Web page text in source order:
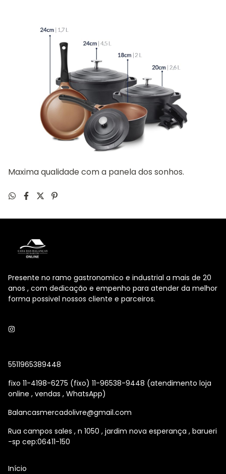
Maxima qualidade com a panela dos sonhos.
Presente no ramo gastronomico e industrial a mais de 20
anos , com dedicação e empenho para atender da melhor
forma possivel nossos cliente e parceiros.
5511965389448
fixo 11-4198-6275 (fixo) 11-96538-9448 (atendimento loja
online , vendas , WhatsApp)
Balancasmercadolivre@gmail.com
Rua campos sales , n 1050 , jardim nova esperança , barueri
-sp cep:06411-150
Início